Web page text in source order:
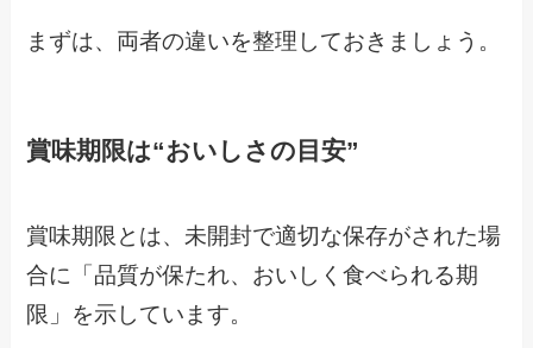
まずは、両者の違いを整理しておきましょう。
賞味期限は“おいしさの目安”
賞味期限とは、未開封で適切な保存がされた場
合に「品質が保たれ、おいしく食べられる期
限」を示しています。